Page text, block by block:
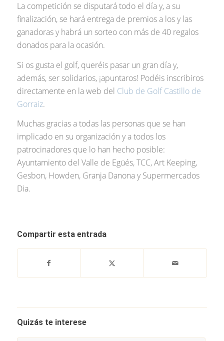
La competición se disputará todo el día y, a su
finalización, se hará entrega de premios a los y las
ganadoras y habrá un sorteo con más de 40 regalos
donados para la ocasión.
Si os gusta el golf, queréis pasar un gran día y,
además, ser solidarios, ¡apuntaros! Podéis inscribiros
directamente en la web del Club de Golf Castillo de
Gorraiz.
Muchas gracias a todas las personas que se han
implicado en su organización y a todos los
patrocinadores que lo han hecho posible:
Ayuntamiento del Valle de Egüés, TCC, Art Keeping,
Gesbon, Howden, Granja Danona y Supermercados
Dia.
Compartir esta entrada
Quizás te interese